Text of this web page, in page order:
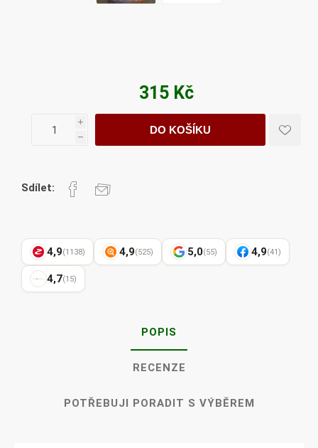
315 Kč
i
h
DO KOŠÍKU
Sdílet:
4,9(1138) 4,9(525) 5,0(55) 4,9(41)
4,7(15)
POPIS
RECENZE
POTŘEBUJI PORADIT S VÝBĚREM